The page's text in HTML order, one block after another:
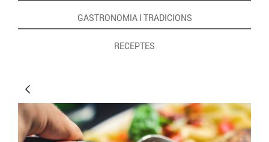
GASTRONOMIA I TRADICIONS
RECEPTES